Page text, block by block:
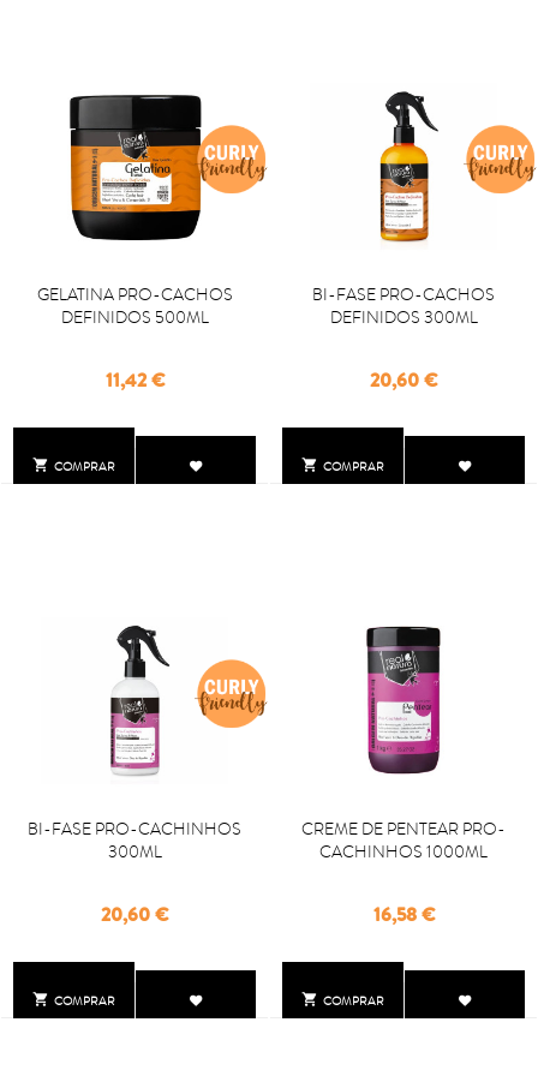
 COMPRAR
GELATINA PRO-CACHOS
DEFINIDOS 500ML
Precio
11,42 €
 COMPRAR
BI-FASE PRO-CACHOS
DEFINIDOS 300ML
Precio
20,60 €
 COMPRAR
BI-FASE PRO-CACHINHOS
300ML
Precio
20,60 €
 COMPRAR
CREME DE PENTEAR PRO-
CACHINHOS 1000ML
Precio
16,58 €